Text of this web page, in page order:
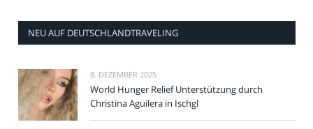
NEU AUF DEUTSCHLANDTRAVELING
8. DEZEMBER 2025
World Hunger Relief Unterstützung durch
Christina Aguilera in Ischgl